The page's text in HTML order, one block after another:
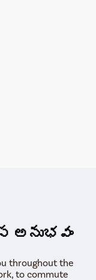
throughout the
to commute